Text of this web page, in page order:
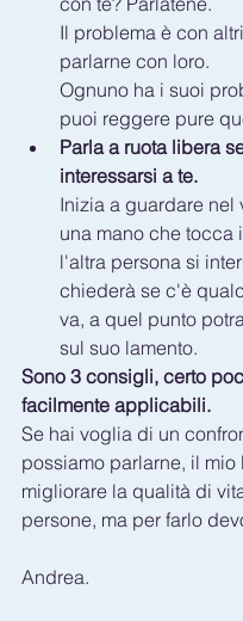
Il problema è con
parlarne con loro.
Ognuno ha i suoi
puoi reggere pure
Parla a ruota libera
interessarsi a te.
Inizia a guardare nel
una mano che tocca
l'altra persona si
chiederà se c'è
va, a quel punto
sul suo lamento.
Sono 3 consigli, certo
facilmente applicabili.
Se hai voglia di un
possiamo parlarne, il mio
migliorare la qualità di
persone, ma per farlo
Andrea.